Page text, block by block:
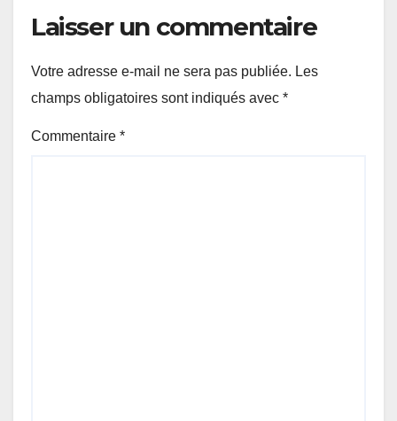
Laisser un commentaire
Votre adresse e-mail ne sera pas publiée. Les
champs obligatoires sont indiqués avec *
Commentaire *